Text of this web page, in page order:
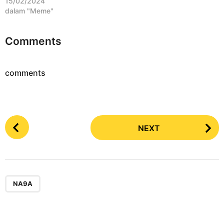
dalam "Meme"
Comments
comments
P
o
NEXT
NA9A